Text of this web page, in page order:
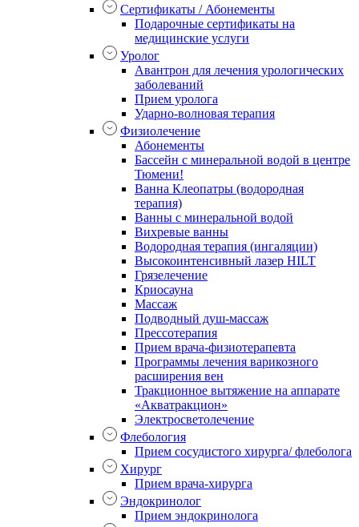
Сертификаты / Абонементы
Подарочные сертификаты на
медицинские услуги
Уролог
Авантрон для лечения урологических
заболеваний
Прием уролога
Ударно-волновая терапия
Физиолечение
Абонементы
Бассейн с минеральной водой в центре
Тюмени!
Ванна Клеопатры (водородная
терапия)
Ванны с минеральной водой
Вихревые ванны
Водородная терапия (ингаляции)
Высокоинтенсивный лазер HILT
Грязелечение
Криосауна
Массаж
Подводный душ-массаж
Прессотерапия
Прием врача-физиотерапевта
Программы лечения варикозного
расширения вен
Тракционное вытяжение на аппарате
«Акватракцион»
Электросветолечение
Флебология
Прием сосудистого хирурга/ флеболога
Хирург
Прием врача-хирурга
Эндокринолог
Прием эндокринолога